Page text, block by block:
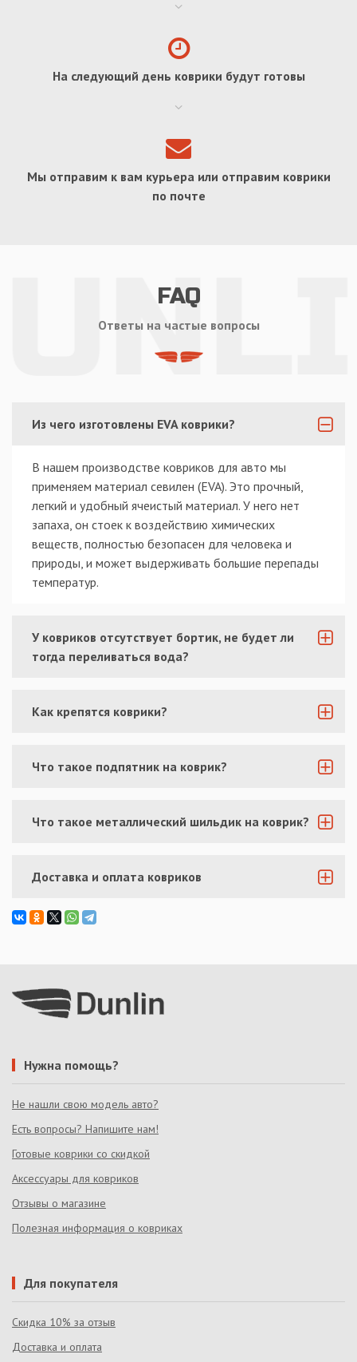
На следующий день коврики будут готовы
Мы отправим к вам курьера или отправим коврики
по почте
FAQ
Ответы на частые вопросы
Из чего изготовлены EVA коврики?
В нашем производстве ковриков для авто мы
применяем материал севилен (EVA). Это прочный,
легкий и удобный ячеистый материал. У него нет
запаха, он стоек к воздействию химических
веществ, полностью безопасен для человека и
природы, и может выдерживать большие перепады
температур.
У ковриков отсутствует бортик, не будет ли
тогда переливаться вода?
Как крепятся коврики?
Что такое подпятник на коврик?
Что такое металлический шильдик на коврик?
Доставка и оплата ковриков
Нужна помощь?
Не нашли свою модель авто?
Есть вопросы? Напишите нам!
Готовые коврики со скидкой
Аксессуары для ковриков
Отзывы о магазине
Полезная информация о ковриках
Для покупателя
Скидка 10% за отзыв
Доставка и оплата